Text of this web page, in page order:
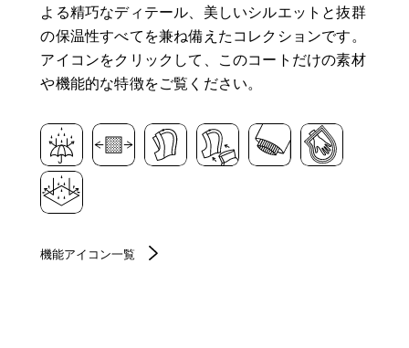
よる精巧なディテール、美しいシルエットと抜群
の保温性すべてを兼ね備えたコレクションです。
アイコンをクリックして、このコートだけの素材
や機能的な特徴をご覧ください。
機能アイコン一覧